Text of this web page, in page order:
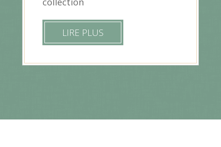
LIRE PLUS